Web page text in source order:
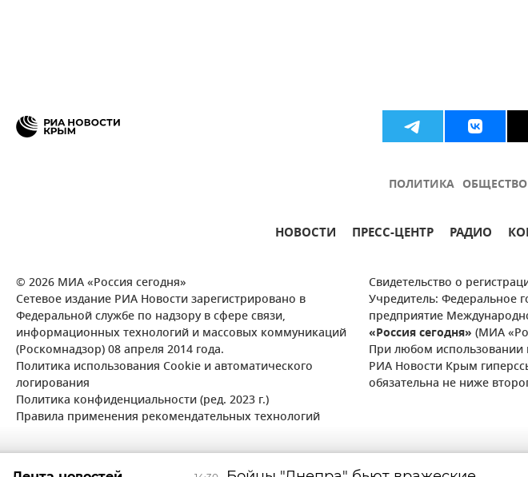
ПОЛИТИКА ОБЩЕСТВО
НОВОСТИ ПРЕСС-ЦЕНТР РАДИО
© 2026 МИА «Россия сегодня»
Сетевое издание РИА Новости зарегистрировано в
Федеральной службе по надзору в сфере связи,
информационных технологий и массовых коммуникаций
(Роскомнадзор) 08 апреля 2014 года.
Политика использования Cookie и автоматического
логирования
Политика конфиденциальности (ред. 2023 г.)
Правила применения рекомендательных технологий
Свидетельство о
Учредитель: Федеральное
предприятие
«Россия сегодня» (МИА
При любом использовании
РИА Новости Крым
обязательна не ниже